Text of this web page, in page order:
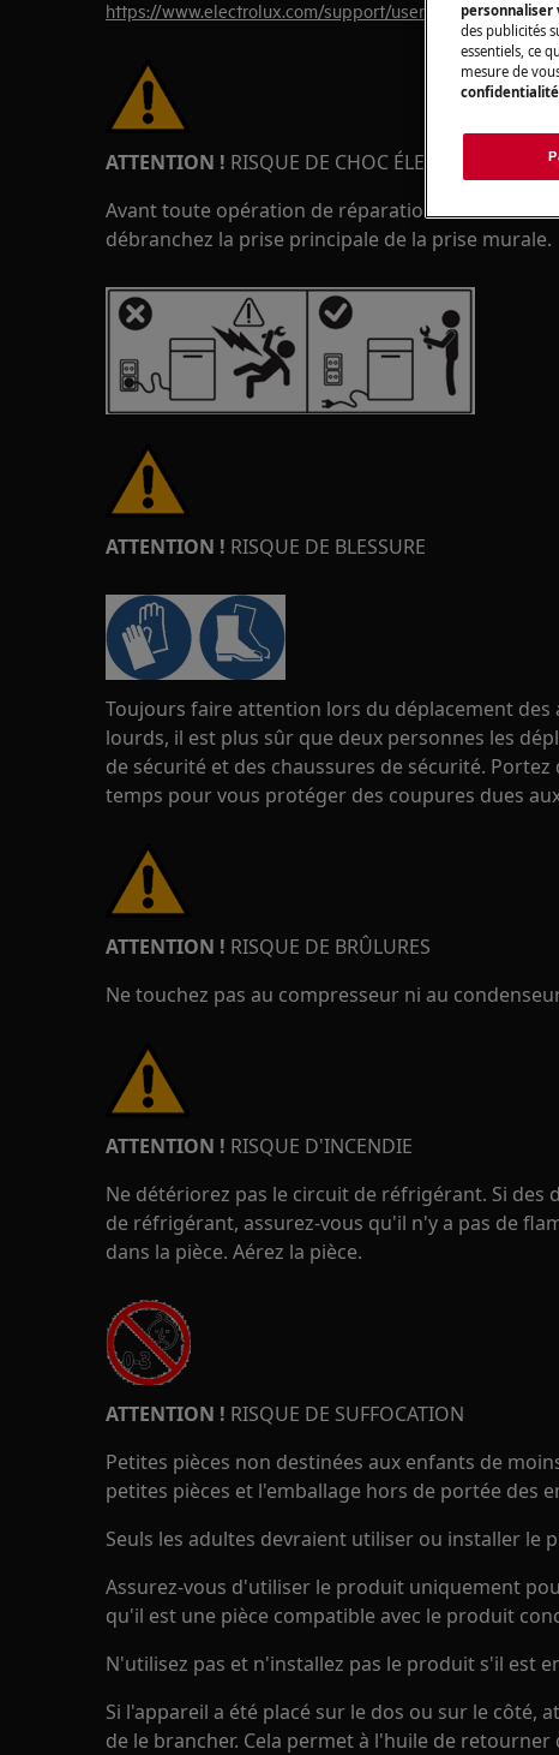
https://www.electrolux.com/support/user-manuals/
ATTENTION ! RISQUE DE CHOC ÉLECTRIQUE
Avant toute opération de réparation ou
débranchez la prise principale de la prise murale.
ATTENTION ! RISQUE DE BLESSURE
Toujours faire attention lors du déplacement des
lourds, il est plus sûr que deux personnes les
de sécurité et des chaussures de sécurité.
temps pour vous protéger des coupures dues
ATTENTION ! RISQUE DE BRÛLURES
Ne touchez pas au compresseur ni au
ATTENTION ! RISQUE D'INCENDIE
Ne détériorez pas le circuit de réfrigérant. Si
de réfrigérant, assurez-vous qu'il n'y a pas de
dans la pièce. Aérez la pièce.
ATTENTION ! RISQUE DE SUFFOCATION
Petites pièces non destinées aux enfants de
petites pièces et l'emballage hors de portée des
Seuls les adultes devraient utiliser ou installer le
Assurez-vous d'utiliser le produit uniquement
qu'il est une pièce compatible avec le produit
N'utilisez pas et n'installez pas le produit s'il est
Si l'appareil a été placé sur le dos ou sur le côté,
de le brancher. Cela permet à l'huile de retourner
personnaliser
des publicités
essentiels, ce
mesure de
confidentialité